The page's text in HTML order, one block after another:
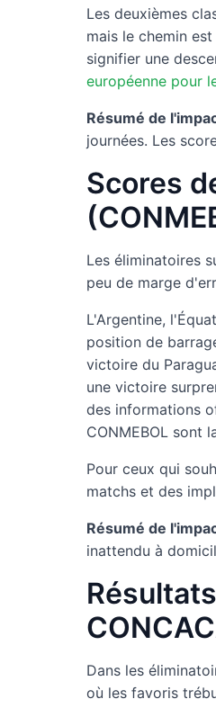
Les deuxièmes
mais le chemin
signifier une
européenne pour
Résumé de
journées. Les
Scores
Les éliminatoires
peu de marge
L'Argentine,
position de
victoire du
une victoire
des informations
CONMEBOL sont
Pour ceux qui
matchs et des
Résumé de
inattendu à
Dans les
où les favoris